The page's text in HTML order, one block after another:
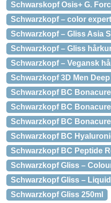
Schwarskopf Osis+ G.
Schwarzkopf – color
Schwarzkopf – Gliss Asia
Schwarzkopf – Gliss
Schwarzkopf – Vegansk
Schwarzkopf 3D Men
Schwarzkopf BC
Schwarzkopf BC
Schwarzkopf BC
Schwarzkopf BC
Schwarzkopf BC Peptide
Schwarzkopf Gliss –
Schwarzkopf Gliss –
Schwarzkopf Gliss 250ml